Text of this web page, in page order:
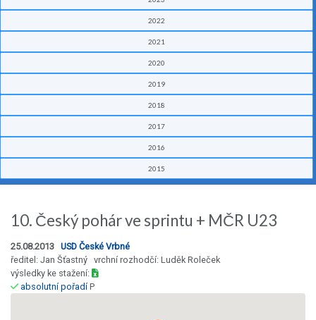
2022
2021
2020
2019
2018
2017
2016
2015
10. Český pohár ve sprintu + MČR U23
25.08.2013 USD České Vrbné
ředitel: Jan Šťastný vrchní rozhodčí: Luděk Roleček
výsledky ke stažení:
absolutní pořadíP